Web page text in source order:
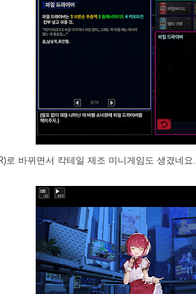
로 바뀌면서 칵테일 제조 미니게임도 생겼네요.